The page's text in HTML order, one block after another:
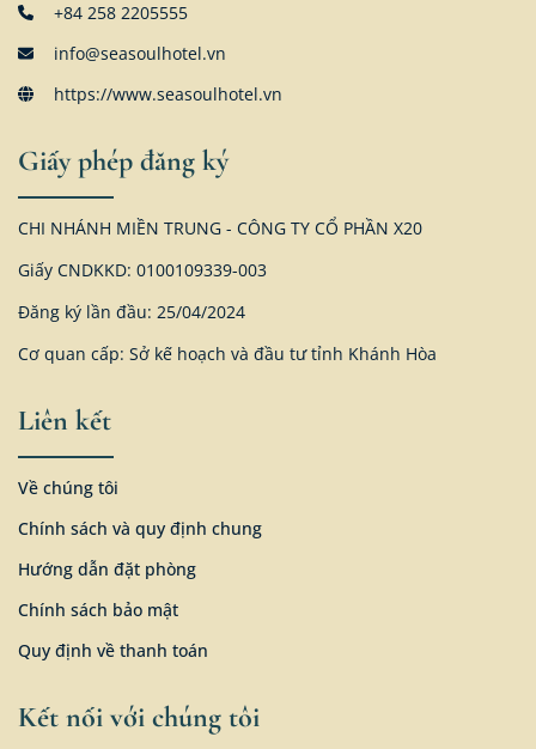
+84 258 2205555
info@seasoulhotel.vn
https://www.seasoulhotel.vn
Giấy phép đăng ký
CHI NHÁNH MIỀN TRUNG - CÔNG TY CỔ PHẦN X20
Giấy CNDKKD: 0100109339-003
Đăng ký lần đầu: 25/04/2024
Cơ quan cấp: Sở kế hoạch và đầu tư tỉnh Khánh Hòa
Liên kết
Về chúng tôi
Chính sách và quy định chung
Hướng dẫn đặt phòng
Chính sách bảo mật
Quy định về thanh toán
Kết nối với chúng tôi